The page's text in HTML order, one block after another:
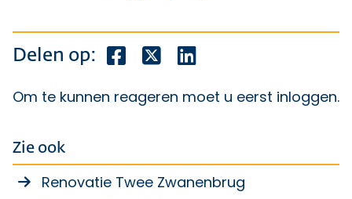
Delen op: Deel dit bericht op Facebook
Deel dit bericht op X
Om te kunnen reageren moet u eerst inloggen.
Zie ook
Renovatie Twee Zwanenbrug